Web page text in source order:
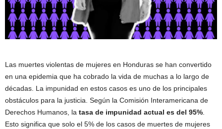
Las muertes violentas de mujeres en Honduras se han convertido
en una epidemia que ha cobrado la vida de muchas a lo largo de
décadas. La impunidad en estos casos es uno de los principales
obstáculos para la justicia. Según la Comisión Interamericana de
Derechos Humanos, la tasa de impunidad actual es del 95%
Esto significa que solo el 5% de los casos de muertes de mujeres